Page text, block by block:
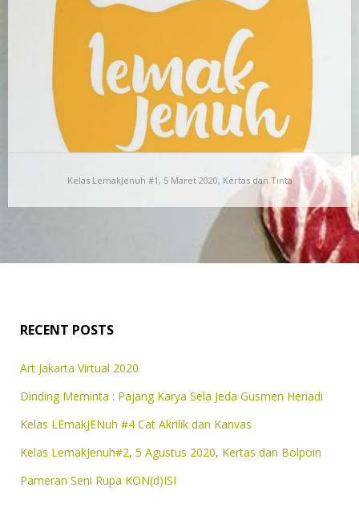
Kelas LemakJenuh #1, 5 Maret 2020, Kertas dan
Kelas LemakJenuh #1, 5 Maret 2020, Kertas dan Tinta
RECENT POSTS
Art Jakarta Virtual 2020
Dinding Meminta : Pajang Karya Sela Jeda Gusmen Heriadi
Kelas LEmakJENuh #4 Cat Akrilik dan Kanvas
Kelas LemakJenuh#2, 5 Agustus 2020, Kertas dan Bolpoin
Pameran Seni Rupa KON(d)ISI